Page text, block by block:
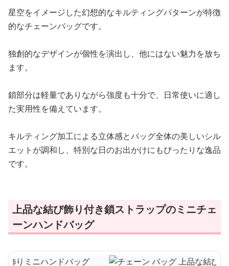
星空をイメージした幻想的なキルティングパターンが特徴
的なチェーンバッグです。
独創的なデザインが個性を演出し、他にはない魅力を放ち
ます。
鎖部分は軽量でありながら強度も十分で、日常使いに適し
た実用性を備えています。
キルティング加工による立体感とバッグ全体の美しいシル
エットが調和し、特別な日のお出かけにもぴったりな逸品
です。
上品な結び飾り付き鎖ストラップのミニチェ
ーンハンドバッグ